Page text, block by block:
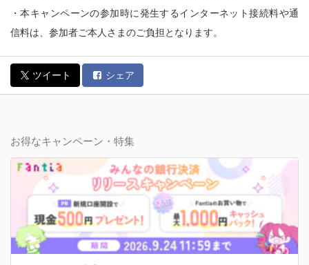
・本キャンペーンの参加時に発生するインターネット接続料や通
信料は、参加者ご本人さまのご負担となります。
ツイート シェア
お得なキャンペーン・特集